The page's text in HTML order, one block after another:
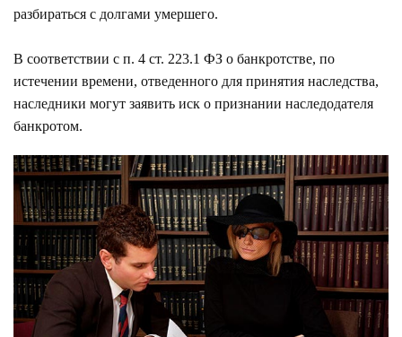
разбираться с долгами умершего.
В соответствии с п. 4 ст. 223.1 ФЗ о банкротстве, по
истечении времени, отведенного для принятия наследства,
наследники могут заявить иск о признании наследодателя
банкротом.